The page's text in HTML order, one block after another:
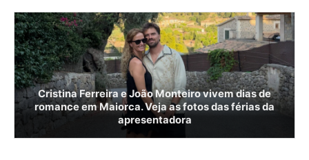
Cristina Ferreira e João Monteiro vivem dias de
romance em Maiorca. Veja as fotos das férias da
apresentadora